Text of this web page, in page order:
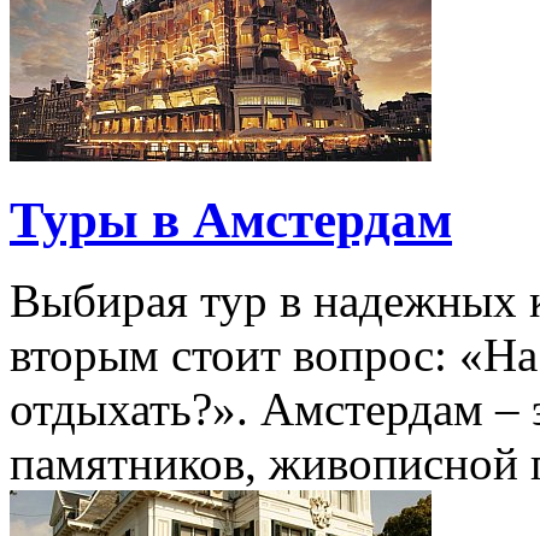
Туры в Амстердам
Выбирая тур в надежных
вторым стоит вопрос:
отдыхать?». Амстердам –
памятников, живописной